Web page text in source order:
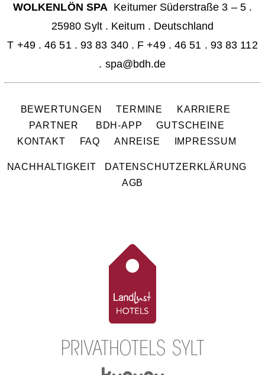
WOLKENLÖN SPA Keitumer Süderstraße 3 – 5 .
25980 Sylt . Keitum . Deutschland
T +49 . 46 51 . 93 83 340. F +49 . 46 51 . 93 83 112
. spa@bdh.de
BEWERTUNGEN TERMINE
KARRIERE
PARTNER
BDH-APP
GUTSCHEINE
KONTAKT
FAQ ANREISE IMPRESSUM
NACHHALTIGKEIT
DATENSCHUTZERKLÄRUNG
AGB